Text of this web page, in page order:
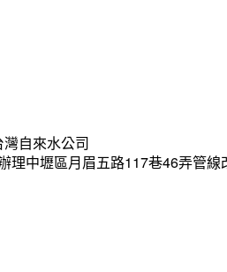
自來水公司
理中壢區月眉五路117巷46弄管